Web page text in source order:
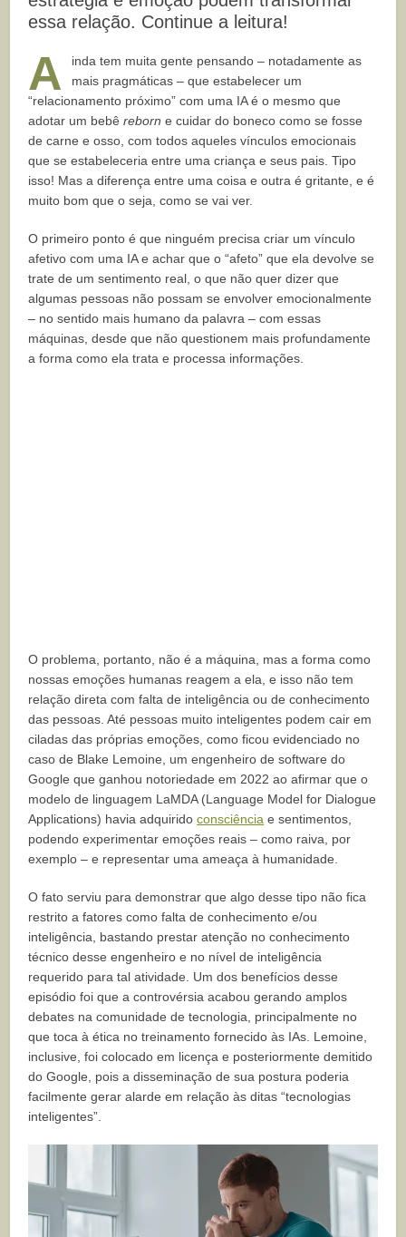
essa relação. Continue a leitura!
A
inda tem muita gente pensando – notadamente as
mais pragmáticas – que estabelecer um
“relacionamento próximo” com uma IA é o mesmo que
adotar um bebêreborn e cuidar do boneco como se fosse
de carne e osso, com todos aqueles vínculos emocionais
que se estabeleceria entre uma criança e seus pais. Tipo
isso! Mas a diferença entre uma coisa e outra é gritante, e é
muito bom que o seja, como se vai ver.
O primeiro ponto é que ninguém precisa criar um vínculo
afetivo com uma IA e achar que o “afeto” que ela devolve se
trate de um sentimento real, o que não quer dizer que
algumas pessoas não possam se envolver emocionalmente
– no sentido mais humano da palavra – com essas
máquinas, desde que não questionem mais profundamente
a forma como ela trata e processa informações.
O problema, portanto, não é a máquina, mas a forma como
nossas emoções humanas reagem a ela, e isso não tem
relação direta com falta de inteligência ou de conhecimento
das pessoas. Até pessoas muito inteligentes podem cair em
ciladas das próprias emoções, como ficou evidenciado no
caso de Blake Lemoine, um engenheiro de software do
Google que ganhou notoriedade em 2022 ao afirmar que o
modelo de linguagem LaMDA (Language Model for Dialogue
Applications) havia adquiridoconsciência e sentimentos,
podendo experimentar emoções reais – como raiva, por
exemplo – e representar uma ameaça à humanidade.
O fato serviu para demonstrar que algo desse tipo não fica
restrito a fatores como falta de conhecimento e/ou
inteligência, bastando prestar atenção no conhecimento
técnico desse engenheiro e no nível de inteligência
requerido para tal atividade. Um dos benefícios desse
episódio foi que a controvérsia acabou gerando amplos
debates na comunidade de tecnologia, principalmente no
que toca à ética no treinamento fornecido às IAs. Lemoine,
inclusive, foi colocado em licença e posteriormente demitido
do Google, pois a disseminação de sua postura poderia
facilmente gerar alarde em relação às ditas “tecnologias
inteligentes”.